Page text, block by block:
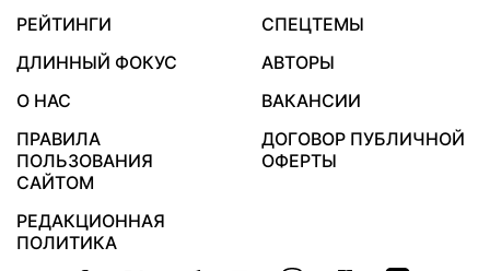
РЕЙТИНГИ
СПЕЦТЕМЫ
ДЛИННЫЙ ФОКУС
АВТОРЫ
О НАС
ВАКАНСИИ
ПРАВИЛА
ПОЛЬЗОВАНИЯ
САЙТОМ
ДОГОВОР ПУБЛИЧНОЙ
ОФЕРТЫ
РЕДАКЦИОННАЯ
ПОЛИТИКА